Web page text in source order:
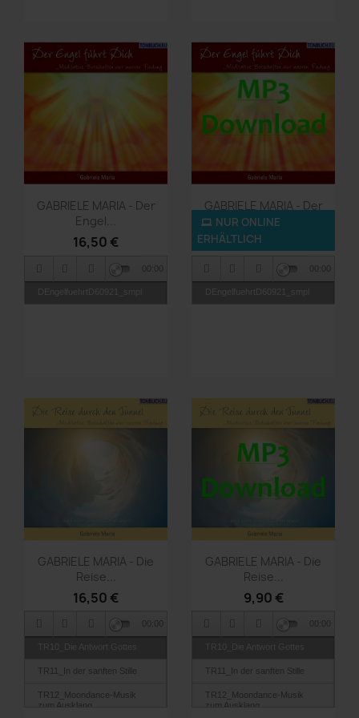
Vorschau
GABRIELE MARIA - Der
Engel...
16,50 €
DEngelfuehrtD60921_smpl
00:00
Vorschau
GABRIELE MARIA - Der
Engel...
9,90 €
NUR ONLINE
ERHÄLTLICH
DEngelfuehrtD60921_smpl
00:00
Vorschau
GABRIELE MARIA - Die
Reise...
16,50 €
TR10_Die Antwort Gottes
TR11_In der sanften Stille
TR12_Moondance-Musik
zum Ausklang
00:00
Vorschau
GABRIELE MARIA - Die
Reise...
9,90 €
TR10_Die Antwort Gottes
TR11_In der sanften Stille
TR12_Moondance-Musik
zum Ausklang
00:00